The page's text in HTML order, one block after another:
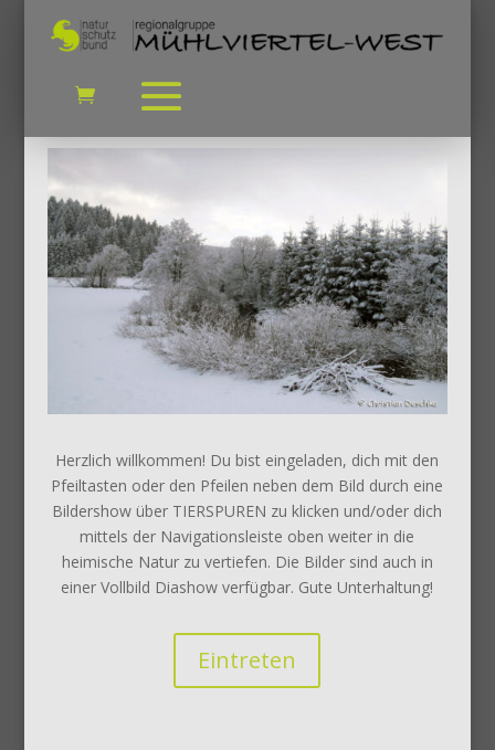
Herzlich willkommen! Du bist eingeladen, dich mit den
Pfeiltasten oder den Pfeilen neben dem Bild durch eine
Bildershow über TIERSPUREN zu klicken und/oder dich
mittels der Navigationsleiste oben weiter in die
heimische Natur zu vertiefen. Die Bilder sind auch in
einer Vollbild Diashow verfügbar. Gute Unterhaltung!
Eintreten